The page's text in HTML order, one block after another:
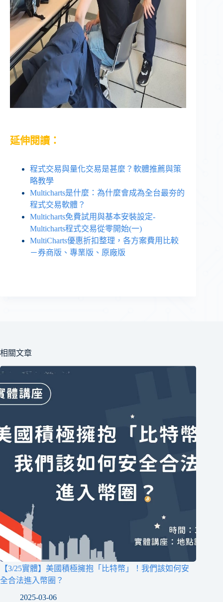
延伸閱讀：
程式交易與量化交易是甚麼？軟體推薦與策
略教學
Multicharts是什麼：為什麼會成為全台最夯的
程式交易軟體？
Multicharts免費試用與基本安裝設定-
Multicharts程式交易從零開始(一)
MultiCharts優惠折扣整理，各方案費用比較
－券商版、專業版、原廠版
相關文章
【3/25實體】美國積極擁抱「比特幣」！我們該如何安
全合法進入幣圈？
2025-03-06